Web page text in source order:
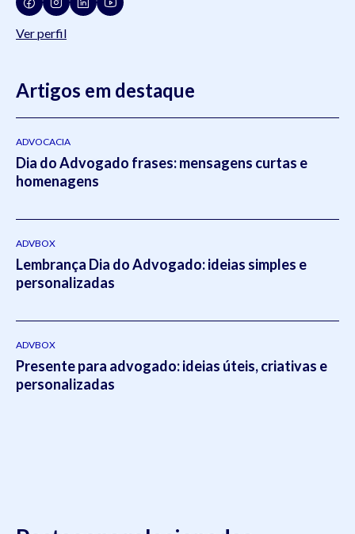
Consultor da ADVBOX.
Ver perfil
Artigos em destaque
ADVOCACIA
Dia do Advogado frases: mensagens curtas e
homenagens
ADVBOX
Lembrança Dia do Advogado: ideias simples e
personalizadas
ADVBOX
Presente para advogado: ideias úteis, criativas e
personalizadas